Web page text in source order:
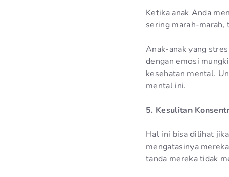
Ketika anak Anda
sering marah-marah,
Anak-anak yang
dengan emosi
kesehatan mental.
mental ini.
5. Kesulitan
Hal ini bisa dilihat
mengatasinya
tanda mereka tidak